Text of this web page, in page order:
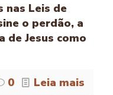
nas Leis de
o perdão, a
de Jesus como
0 Leia mais